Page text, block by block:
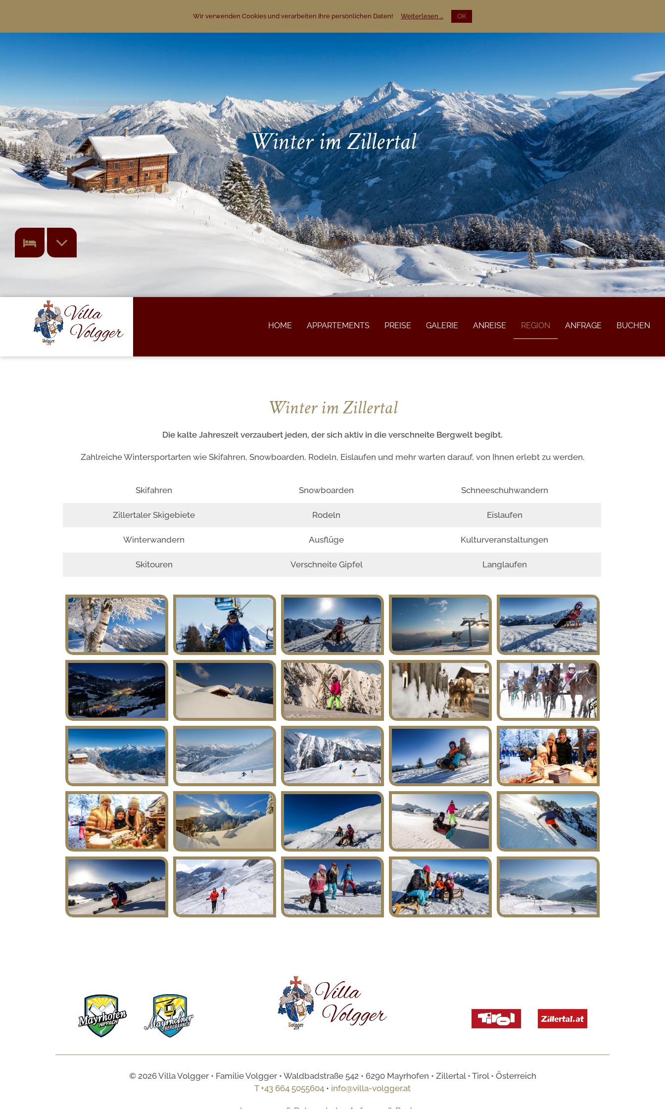
Winter im Zillertal
HOME APPARTEMENTS PREISE GALERIE ANREISE REGION ANFRAGE BUCHEN
Winter im Zillertal
Die kalte Jahreszeit verzaubert jeden, der sich aktiv in die verschneite Bergwelt begibt.
Zahlreiche Wintersportarten wie Skifahren, Snowboarden, Rodeln, Eislaufen und mehr warten darauf, von Ihnen erlebt zu werden.
Skifahren Snowboarden Schneeschuhwandern
Zillertaler Skigebiete Rodeln Eislaufen
Winterwandern Ausflüge Kulturveranstaltungen
Skitouren Verschneite Gipfel Langlaufen
© 2026 Villa Volgger • Familie Volgger • Waldbadstraße 542 • 6290 Mayrhofen • Zillertal • Tirol • Österreich
T +43 664 5055604 • info@villa-volgger.at
Wir verwenden Cookies und verarbeiten Ihre persönlichen Daten! Weiterlesen … OK